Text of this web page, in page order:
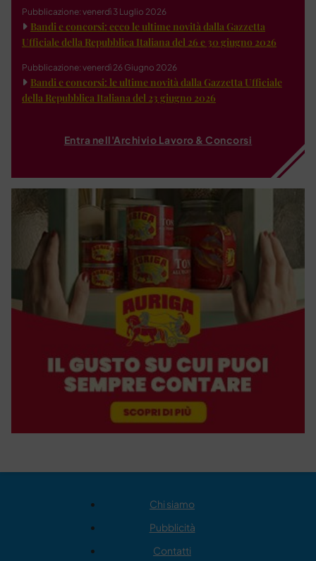
Pubblicazione: venerdì 3 Luglio 2026
Bandi e concorsi: ecco le ultime novità dalla Gazzetta
Ufficiale della Repubblica Italiana del 26 e 30 giugno 2026
Pubblicazione: venerdì 26 Giugno 2026
Bandi e concorsi: le ultime novità dalla Gazzetta Ufficiale
della Repubblica Italiana del 23 giugno 2026
Entra nell'Archivio Lavoro & Concorsi
Chi siamo
Pubblicità
Contatti